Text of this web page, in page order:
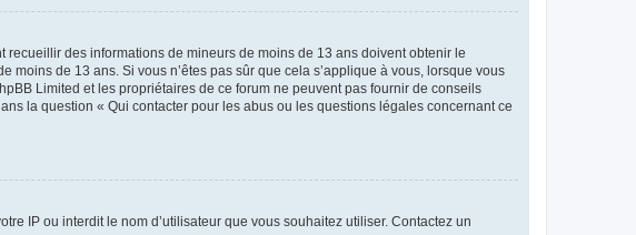
des informations de mineurs de moins de 13 ans doivent obtenir le
de 13 ans. Si vous n’êtes pas sûr que cela s’applique à vous, lorsque vous
Limited et les propriétaires de ce forum ne peuvent pas fournir de conseils
la question « Qui contacter pour les abus ou les questions légales concernant ce
IP ou interdit le nom d’utilisateur que vous souhaitez utiliser. Contactez un